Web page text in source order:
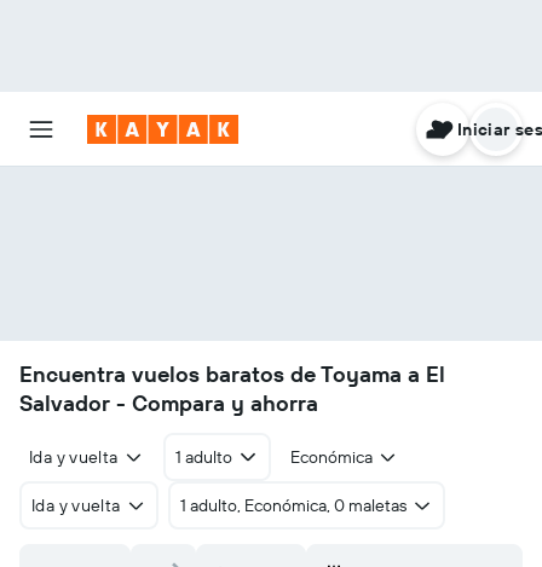
Iniciar
Encuentra vuelos baratos de Toyama a El
Salvador - Compara y ahorra
Ida y vuelta 1 adulto Económica
Ida y vuelta 1 adulto, Económica, 0 maletas